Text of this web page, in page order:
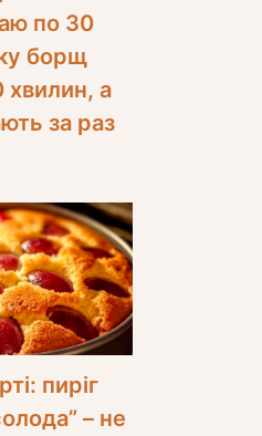
по 30
борщ
хвилин, а
за раз
пиріг
– не